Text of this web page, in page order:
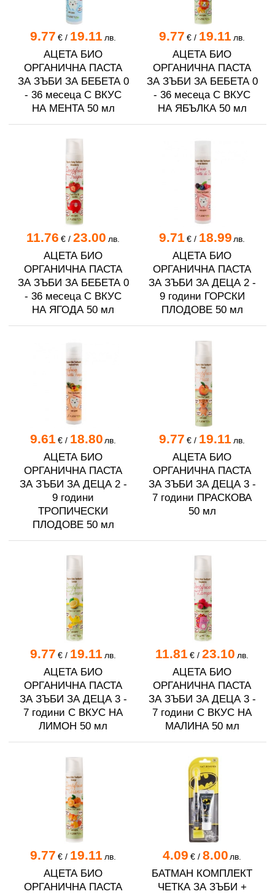
9.77 € / 19.11лв.
АЦЕТА БИО
ОРГАНИЧНА ПАСТА
ЗА ЗЪБИ ЗА БЕБЕТА 0
- 36 месеца С ВКУС
НА МЕНТА 50 мл
9.77 € / 19.11лв.
АЦЕТА БИО
ОРГАНИЧНА ПАСТА
ЗА ЗЪБИ ЗА БЕБЕТА 0
- 36 месеца С ВКУС
НА ЯБЪЛКА 50 мл
11.76 € / 23.00 лв.
АЦЕТА БИО
ОРГАНИЧНА ПАСТА
ЗА ЗЪБИ ЗА БЕБЕТА 0
- 36 месеца С ВКУС
НА ЯГОДА 50 мл
9.71 €/ 18.99 лв.
АЦЕТА БИО
ОРГАНИЧНА ПАСТА
ЗА ЗЪБИ ЗА ДЕЦА 2 -
9 години ГОРСКИ
ПЛОДОВЕ 50 мл
9.61 €/ 18.80 лв.
АЦЕТА БИО
ОРГАНИЧНА ПАСТА
ЗА ЗЪБИ ЗА ДЕЦА 2 -
9 години
ТРОПИЧЕСКИ
ПЛОДОВЕ 50 мл
9.77 € / 19.11лв.
АЦЕТА БИО
ОРГАНИЧНА ПАСТА
ЗА ЗЪБИ ЗА ДЕЦА 3 -
7 години ПРАСКОВА
50 мл
9.77 € / 19.11лв.
АЦЕТА БИО
ОРГАНИЧНА ПАСТА
ЗА ЗЪБИ ЗА ДЕЦА 3 -
7 години С ВКУС НА
ЛИМОН 50 мл
11.81€ / 23.10 лв.
АЦЕТА БИО
ОРГАНИЧНА ПАСТА
ЗА ЗЪБИ ЗА ДЕЦА 3 -
7 години С ВКУС НА
МАЛИНА 50 мл
9.77 € / 19.11лв.
АЦЕТА БИО
ОРГАНИЧНА ПАСТА
4.09 €/ 8.00 лв.
БАТМАН КОМПЛЕКТ
ЧЕТКА ЗА ЗЪБИ +